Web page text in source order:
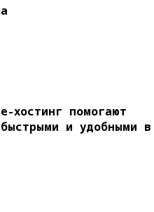
помогают
и удобными в